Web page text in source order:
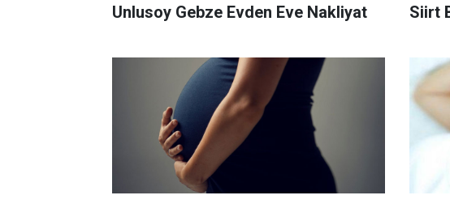
Unlusoy Gebze Evden Eve Nakliyat Siirt